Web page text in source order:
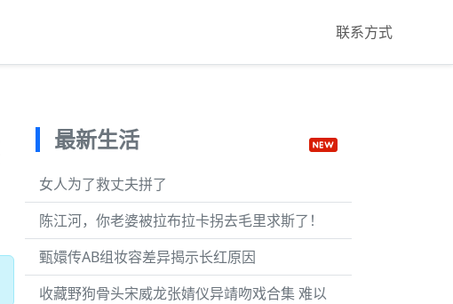
联系方式
最新生活
女人为了救丈夫拼了
陈江河，你老婆被拉布拉卡拐去毛里求斯了！
甄嬛传AB组妆容差异揭示长红原因
收藏野狗骨头宋威龙张婧仪异靖吻戏合集 难以